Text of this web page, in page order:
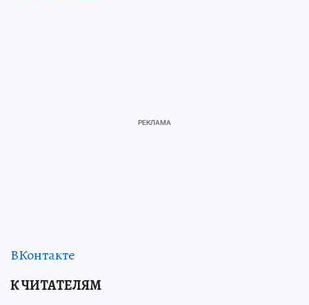
ВКонтакте
К ЧИТАТЕЛЯМ